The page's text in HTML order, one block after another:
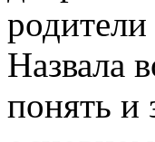
Назвала
понять и